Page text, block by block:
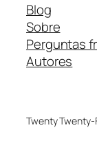
Blog
Sobre
Perguntas
Autores
Twenty Twenty-